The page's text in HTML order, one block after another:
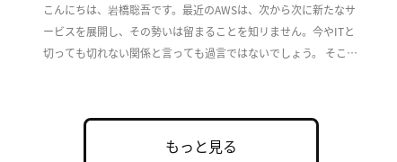
こんにちは、岩橋聡吾です。最近のAWSは、次から次に新たなサ
ービスを展開し、その勢いは留まることを知リません。今やITと
切っても切れない関係と言っても過言ではないでしょう。 そこで
もっと見る